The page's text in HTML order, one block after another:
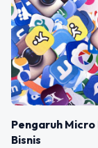
Pengaruh
Bisnis